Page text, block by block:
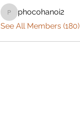
phocohanoi2
phocohanoi2
See All Members (180)